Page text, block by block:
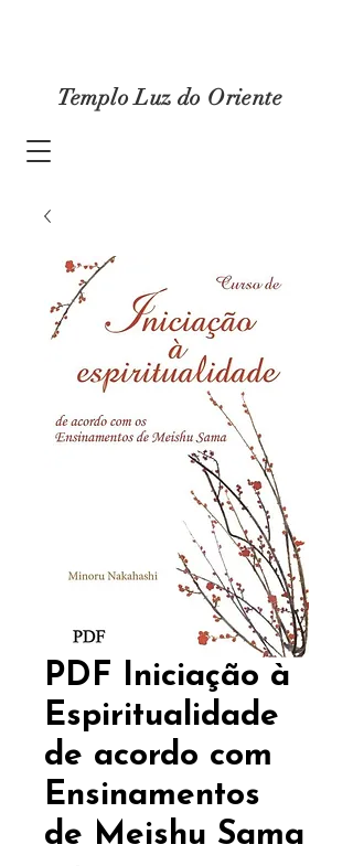
Templo Luz do Oriente
PDF Iniciação à
Espiritualidade
de acordo com
Ensinamentos
de Meishu Sama